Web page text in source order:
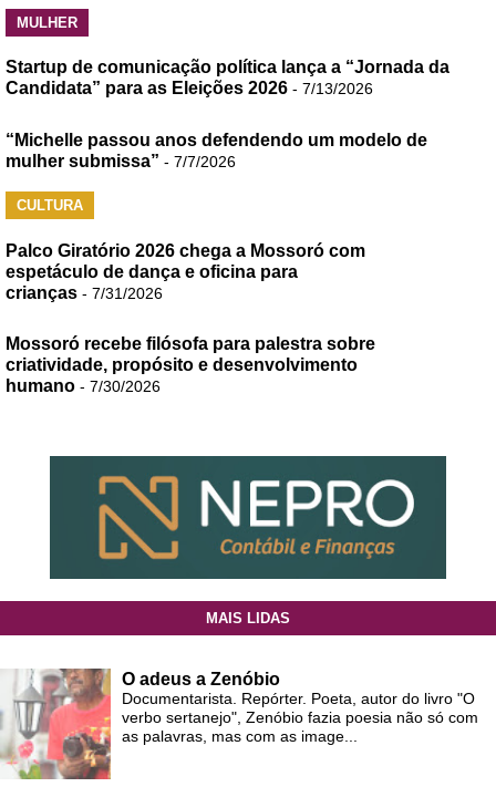
MULHER
Startup de comunicação política lança a “Jornada da
Candidata” para as Eleições 2026 - 7/13/2026
“Michelle passou anos defendendo um modelo de
mulher submissa” - 7/7/2026
CULTURA
Palco Giratório 2026 chega a Mossoró com
espetáculo de dança e oficina para
crianças - 7/31/2026
Mossoró recebe filósofa para palestra sobre
criatividade, propósito e desenvolvimento
humano - 7/30/2026
MAIS LIDAS
O adeus a Zenóbio
Documentarista. Repórter. Poeta, autor do livro "O
verbo sertanejo", Zenóbio fazia poesia não só com
as palavras, mas com as image...